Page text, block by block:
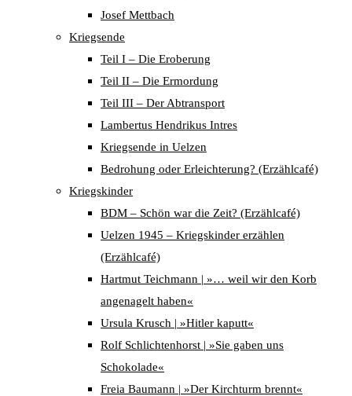
Josef Mettbach
Kriegsende
Teil I – Die Eroberung
Teil II – Die Ermordung
Teil III – Der Abtransport
Lambertus Hendrikus Intres
Kriegsende in Uelzen
Bedrohung oder Erleichterung? (Erzählcafé)
Kriegskinder
BDM – Schön war die Zeit? (Erzählcafé)
Uelzen 1945 – Kriegskinder erzählen
(Erzählcafé)
Hartmut Teichmann | »… weil wir den Korb
angenagelt haben«
Ursula Krusch | »Hitler kaputt«
Rolf Schlichtenhorst | »Sie gaben uns
Schokolade«
Freia Baumann | »Der Kirchturm brennt«